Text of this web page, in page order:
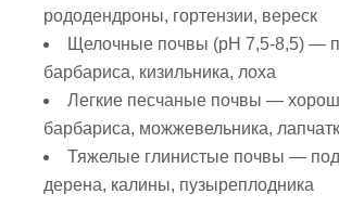
рододендроны, гортензии, вереск
Щелочные почвы (pH 7,5-8,5) —
барбариса, кизильника, лоха
Легкие песчаные почвы —
барбариса, можжевельника,
Тяжелые глинистые почвы —
дерена, калины, пузыреплодника